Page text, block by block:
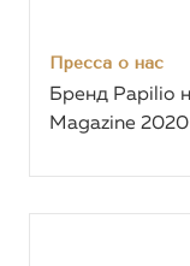
Пресса о нас
Бренд Papilio
Magazine 2020